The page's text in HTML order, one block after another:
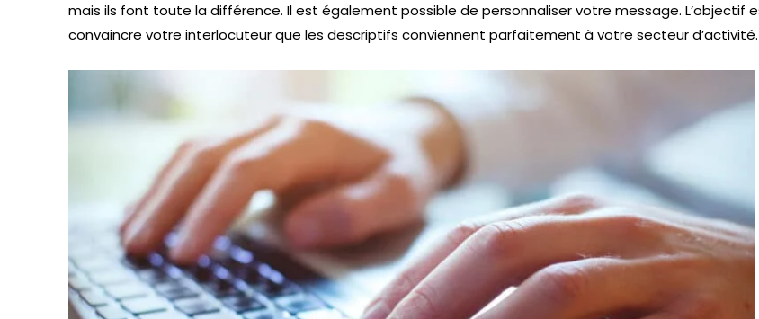
mais ils font toute la différence. Il est également possible de personnaliser votre message. L’objectif
convaincre votre interlocuteur que les descriptifs conviennent parfaitement à votre secteur d’activité.